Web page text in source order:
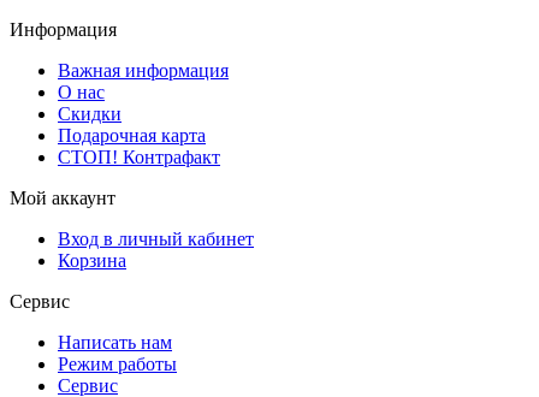
Информация
Важная информация
О нас
Скидки
Подарочная карта
СТОП! Контрафакт
Мой аккаунт
Вход в личный кабинет
Корзина
Сервис
Написать нам
Режим работы
Сервис